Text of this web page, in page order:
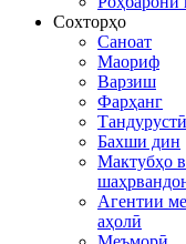
Сохторҳо
Саноат
Маориф
Варзиш
Фарҳанг
Тандурустӣ
Бахши дин
Мактубҳо
Агентии
аҳолӣ